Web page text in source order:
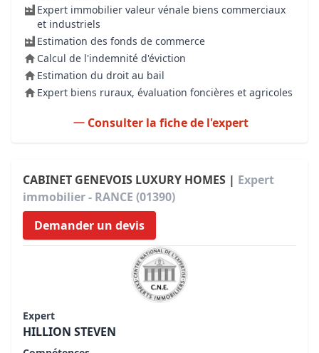
Expert immobilier valeur vénale biens commerciaux
et industriels
Estimation des fonds de commerce
Calcul de l'indemnité d'éviction
Estimation du droit au bail
Expert biens ruraux, évaluation foncières et agricoles
Consulter la fiche de l'expert
CABINET GENEVOIS LUXURY HOMES | Expert
immobilier - RANCE (01390)
Demander un devis
Expert
HILLION STEVEN